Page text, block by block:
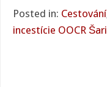
Posted in: Cestování
incestície OOCR